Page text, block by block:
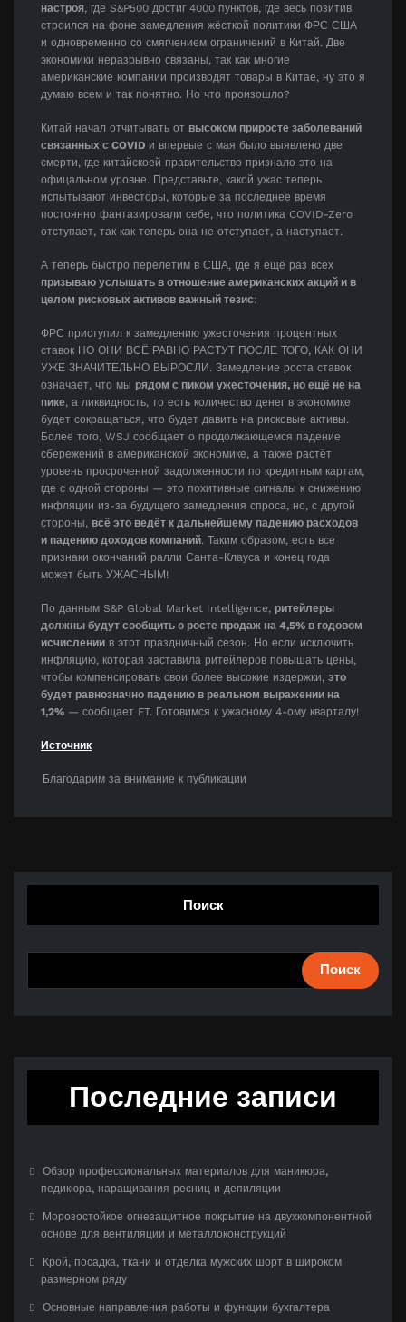
настроя, где S&P500 достиг 4000 пунктов, где весь позитив
строился на фоне замедления жёсткой политики ФРС США
и одновременно со смягчением ограничений в Китай. Две
экономики неразрывно связаны, так как многие
американские компании производят товары в Китае, ну это я
думаю всем и так понятно. Но что произошло?
Китай начал отчитывать от высоком приросте заболеваний
связанных с COVID и впервые с мая было выявлено две
смерти, где китайскоей правительство признало это на
офицальном уровне. Представьте, какой ужас теперь
испытывают инвесторы, которые за последнее время
постоянно фантазировали себе, что политика COVID-Zero
отступает, так как теперь она не отступает, а наступает.
А теперь быстро перелетим в США, где я ещё раз всех
призываю услышать в отношение американских акций и в
целом рисковых активов важный тезис:
ФРС приступил к замедлению ужесточения процентных
ставок НО ОНИ ВСЁ РАВНО РАСТУТ ПОСЛЕ ТОГО, КАК ОНИ
УЖЕ ЗНАЧИТЕЛЬНО ВЫРОСЛИ. Замедление роста ставок
означает, что мы рядом с пиком ужесточения, но ещё не на
пике, а ликвидность, то есть количество денег в экономике
будет сокращаться, что будет давить на рисковые активы.
Более того, WSJ сообщает о продолжающемся падение
сбережений в американской экономике, а также растёт
уровень просроченной задолженности по кредитным картам,
где с одной стороны — это похитивные сигналы к снижению
инфляции из-за будущего замедления спроса, но, с другой
стороны, всё это ведёт к дальнейшему падению расходов
и падению доходов компаний. Таким образом, есть все
признаки окончаний ралли Санта-Клауса и конец года
может быть УЖАСНЫМ!
По данным S&P Global Market Intelligence, ритейлеры
должны будут сообщить о росте продаж на 4,5% в годовом
исчислении в этот праздничный сезон. Но если исключить
инфляцию, которая заставила ритейлеров повышать цены,
чтобы компенсировать свои более высокие издержки, это
будет равнозначно падению в реальном выражении на
1,2% — сообщает FT. Готовимся к ужасному 4-ому кварталу!
Источник
Благодарим за внимание к публикации
Поиск
Поиск
Последние записи
Обзор профессиональных материалов для маникюра,
педикюра, наращивания ресниц и депиляции
Морозостойкое огнезащитное покрытие на двухкомпонентной
основе для вентиляции и металлоконструкций
Крой, посадка, ткани и отделка мужских шорт в широком
размерном ряду
Основные направления работы и функции бухгалтера